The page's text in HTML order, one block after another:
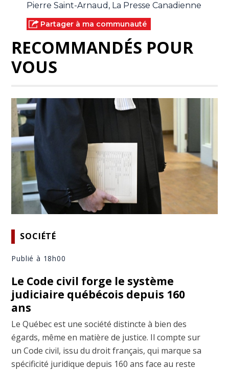
Pierre Saint-Arnaud, La Presse Canadienne
Partager à ma communauté
RECOMMANDÉS POUR
VOUS
SOCIÉTÉ
Publié à 18h00
Le Code civil forge le système
judiciaire québécois depuis 160
ans
Le Québec est une société distincte à bien des
égards, même en matière de justice. Il compte sur
un Code civil, issu du droit français, qui marque sa
spécificité juridique depuis 160 ans face au reste